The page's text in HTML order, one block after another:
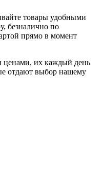
товары удобными
безналично по
прямо в момент
их каждый день
отдают выбор нашему